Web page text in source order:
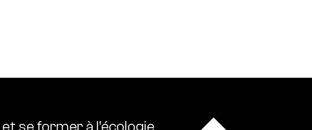
et se former à l’écologie